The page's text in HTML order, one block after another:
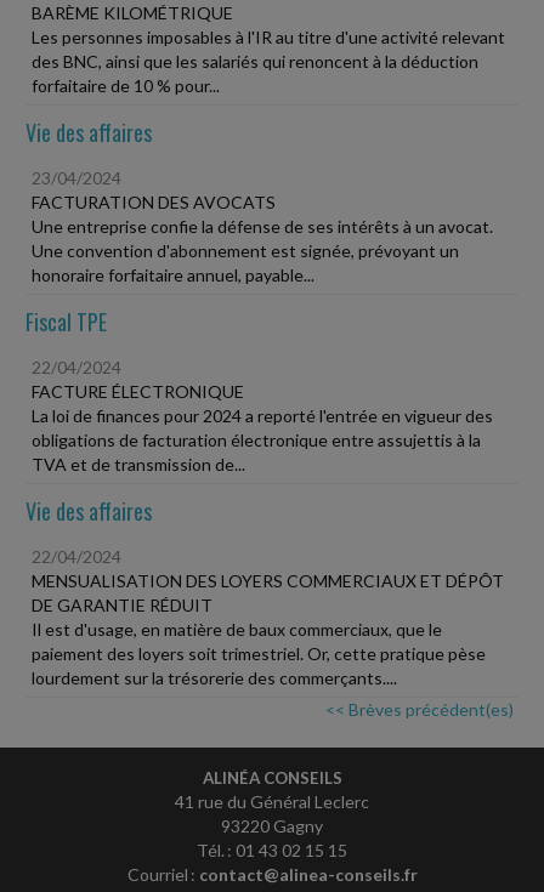
BARÈME KILOMÉTRIQUE
Les personnes imposables à l'IR au titre d'une activité relevant
des BNC, ainsi que les salariés qui renoncent à la déduction
forfaitaire de 10 % pour...
Vie des affaires
23/04/2024
FACTURATION DES AVOCATS
Une entreprise confie la défense de ses intérêts à un avocat.
Une convention d'abonnement est signée, prévoyant un
honoraire forfaitaire annuel, payable...
Fiscal TPE
22/04/2024
FACTURE ÉLECTRONIQUE
La loi de finances pour 2024 a reporté l'entrée en vigueur des
obligations de facturation électronique entre assujettis à la
TVA et de transmission de...
Vie des affaires
22/04/2024
MENSUALISATION DES LOYERS COMMERCIAUX ET DÉPÔT
DE GARANTIE RÉDUIT
Il est d'usage, en matière de baux commerciaux, que le
paiement des loyers soit trimestriel. Or, cette pratique pèse
lourdement sur la trésorerie des commerçants....
<< Brèves précédent(es)
ALINÉA CONSEILS
41 rue du Général Leclerc
93220 Gagny
Tél. : 01 43 02 15 15
Courriel : contact@alinea-conseils.fr